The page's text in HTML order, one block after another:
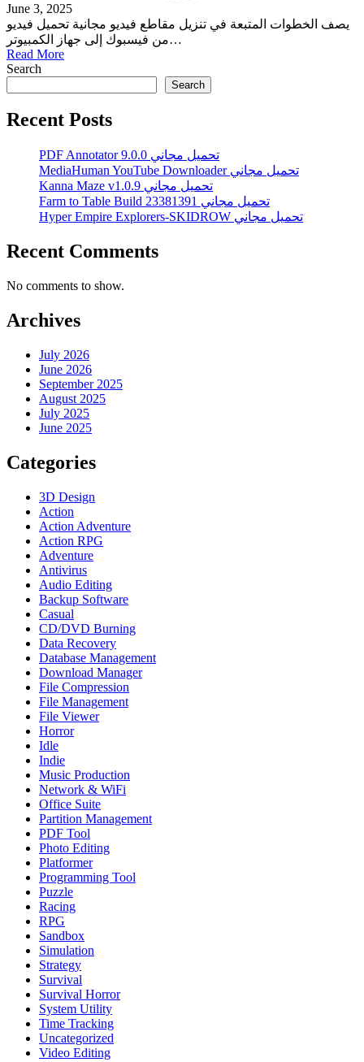
June 3, 2025
يصف الخطوات المتبعة في تنزيل مقاطع فيديو مجانية تحميل فيديو
من فيسبوك إلى جهاز الكمبيوتر…
Read More
Search
Search
Recent Posts
PDF Annotator 9.0.0 تحميل مجاني
MediaHuman YouTube Downloader تحميل مجاني
Kanna Maze v1.0.9 تحميل مجاني
Farm to Table Build 23381391 تحميل مجاني
Hyper Empire Explorers-SKIDROW تحميل مجاني
Recent Comments
No comments to show.
Archives
July 2026
June 2026
September 2025
August 2025
July 2025
June 2025
Categories
3D Design
Action
Action Adventure
Action RPG
Adventure
Antivirus
Audio Editing
Backup Software
Casual
CD/DVD Burning
Data Recovery
Database Management
Download Manager
File Compression
File Management
File Viewer
Horror
Idle
Indie
Music Production
Network & WiFi
Office Suite
Partition Management
PDF Tool
Photo Editing
Platformer
Programming Tool
Puzzle
Racing
RPG
Sandbox
Simulation
Strategy
Survival
Survival Horror
System Utility
Time Tracking
Uncategorized
Video Editing